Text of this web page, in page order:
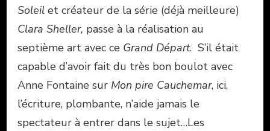
Soleil et créateur de la série (déjà meilleure)
Clara Sheller, passe à la réalisation au
septième art avec ce Grand Départ. S’il était
capable d’avoir fait du très bon boulot avec
Anne Fontaine sur Mon pire Cauchemar, ici,
l’écriture, plombante, n’aide jamais le
spectateur à entrer dans le sujet…Les